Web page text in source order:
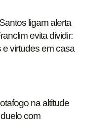
ligam alerta
evita dividir:
e virtudes em casa
na altitude
com